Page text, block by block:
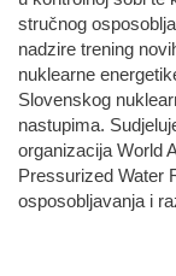
stručnog
nadzire trening
nuklearne
Slovenskog
nastupima.
organizacija World
Pressurized Water
osposobljavanja i